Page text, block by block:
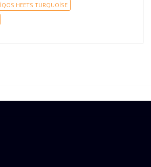
İQOS HEETS TURQUOİSE